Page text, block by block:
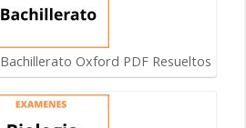
Oxford PDF Resueltos